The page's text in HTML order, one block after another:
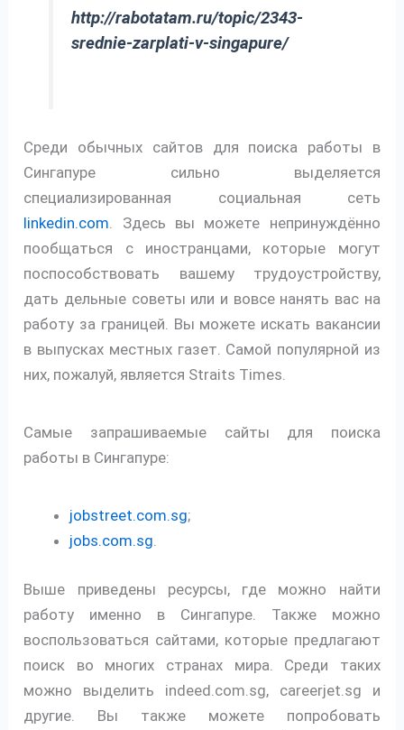
http://rabotatam.ru/topic/2343-
srednie-zarplati-v-singapure/
Среди обычных сайтов для поиска работы в
Сингапуре сильно выделяется
специализированная социальная сеть
linkedin.com. Здесь вы можете непринуждённо
пообщаться с иностранцами, которые могут
поспособствовать вашему трудоустройству,
дать дельные советы или и вовсе нанять вас на
работу за границей. Вы можете искать вакансии
в выпусках местных газет. Самой популярной из
них, пожалуй, является Straits Times.
Самые запрашиваемые сайты для поиска
работы в Сингапуре:
jobstreet.com.sg;
jobs.com.sg.
Выше приведены ресурсы, где можно найти
работу именно в Сингапуре. Также можно
воспользоваться сайтами, которые предлагают
поиск во многих странах мира. Среди таких
можно выделить indeed.com.sg, careerjet.sg и
другие. Вы также можете попробовать